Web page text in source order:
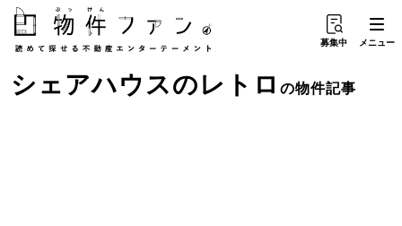
募集中 メニュー
シェアハウスのレトロ の物件記事